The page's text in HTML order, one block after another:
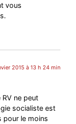
vous
2015 à 13 h 24 min
RV ne peut
socialiste est
pour le moins